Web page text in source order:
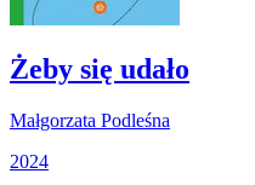
Żeby się udało
Małgorzata Podleśna
2024